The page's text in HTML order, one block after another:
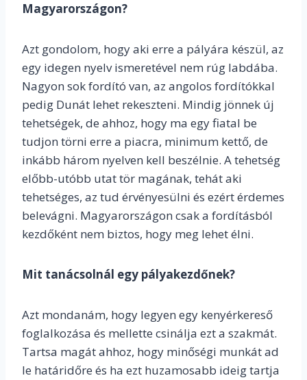
Magyarországon?
Azt gondolom, hogy aki erre a pályára készül, az
egy idegen nyelv ismeretével nem rúg labdába.
Nagyon sok fordító van, az angolos fordítókkal
pedig Dunát lehet rekeszteni. Mindig jönnek új
tehetségek, de ahhoz, hogy ma egy fiatal be
tudjon törni erre a piacra, minimum kettő, de
inkább három nyelven kell beszélnie. A tehetség
előbb-utóbb utat tör magának, tehát aki
tehetséges, az tud érvényesülni és ezért érdemes
belevágni. Magyarországon csak a fordításból
kezdőként nem biztos, hogy meg lehet élni.
Mit tanácsolnál egy pályakezdőnek?
Azt mondanám, hogy legyen egy kenyérkereső
foglalkozása és mellette csinálja ezt a szakmát.
Tartsa magát ahhoz, hogy minőségi munkát ad
le határidőre és ha ezt huzamosabb ideig tartja